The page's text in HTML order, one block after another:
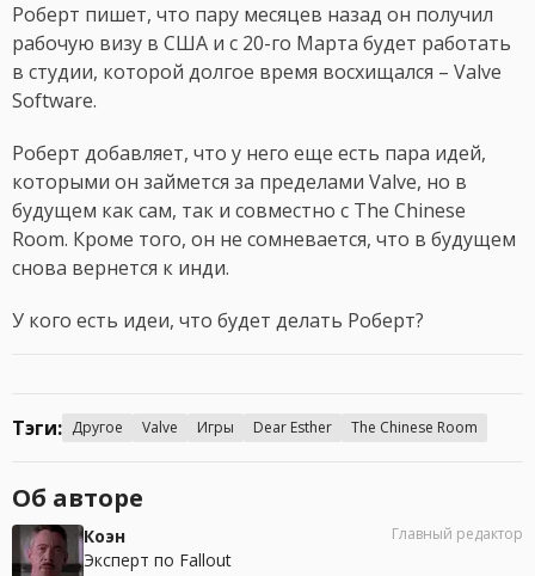
Роберт пишет, что пару месяцев назад он получил
рабочую визу в США и с 20-го Марта будет работать
в студии, которой долгое время восхищался – Valve
Software.
Роберт добавляет, что у него еще есть пара идей,
которыми он займется за пределами Valve, но в
будущем как сам, так и совместно с The Chinese
Room. Кроме того, он не сомневается, что в будущем
снова вернется к инди.
У кого есть идеи, что будет делать Роберт?
Тэги: Другое Valve Игры Dear Esther The Chinese Room
Об авторе
Коэн
Эксперт по Fallout
Главный редактор